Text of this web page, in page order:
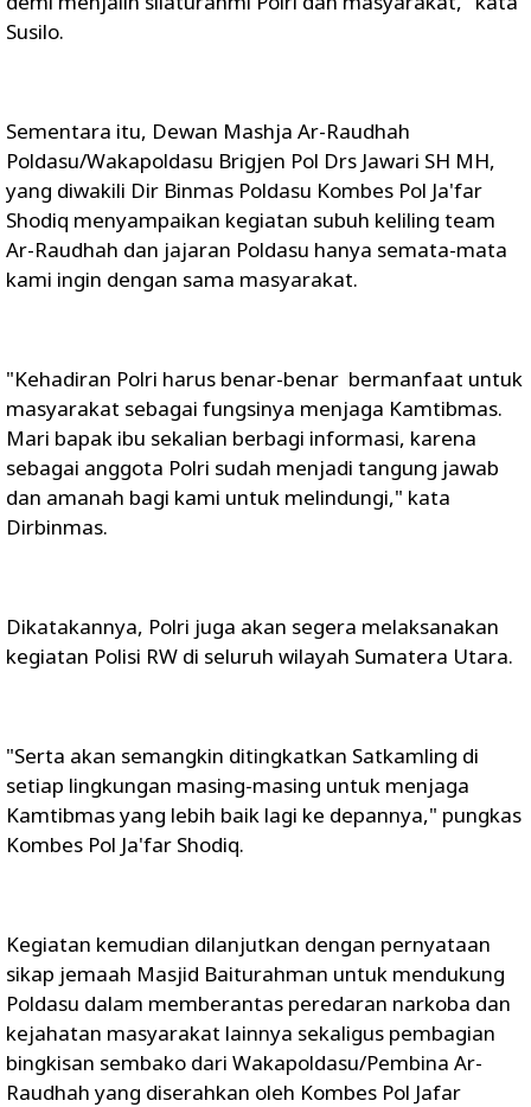
Susilo.
Sementara itu, Dewan Mashja Ar-Raudhah
Poldasu/Wakapoldasu Brigjen Pol Drs Jawari SH MH,
yang diwakili Dir Binmas Poldasu Kombes Pol Ja'far
Shodiq menyampaikan kegiatan subuh keliling team
Ar-Raudhah dan jajaran Poldasu hanya semata-mata
kami ingin dengan sama masyarakat.
"Kehadiran Polri harus benar-benar bermanfaat untuk
masyarakat sebagai fungsinya menjaga Kamtibmas.
Mari bapak ibu sekalian berbagi informasi, karena
sebagai anggota Polri sudah menjadi tangung jawab
dan amanah bagi kami untuk melindungi," kata
Dirbinmas.
Dikatakannya, Polri juga akan segera melaksanakan
kegiatan Polisi RW di seluruh wilayah Sumatera Utara.
"Serta akan semangkin ditingkatkan Satkamling di
setiap lingkungan masing-masing untuk menjaga
Kamtibmas yang lebih baik lagi ke depannya," pungkas
Kombes Pol Ja'far Shodiq.
Kegiatan kemudian dilanjutkan dengan pernyataan
sikap jemaah Masjid Baiturahman untuk mendukung
Poldasu dalam memberantas peredaran narkoba dan
kejahatan masyarakat lainnya sekaligus pembagian
bingkisan sembako dari Wakapoldasu/Pembina Ar-
Raudhah yang diserahkan oleh Kombes Pol Jafar